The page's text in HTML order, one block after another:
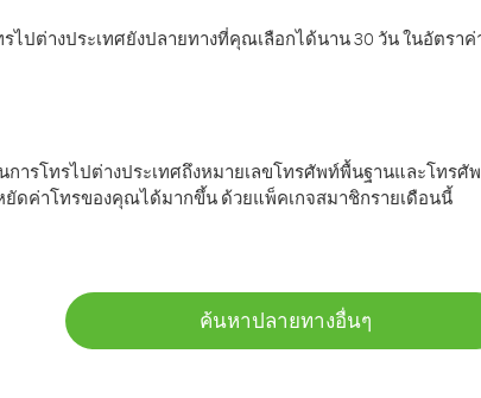
ไปต่างประเทศยังปลายทางที่คุณเลือกได้นาน 30 วัน ในอัตรา
ารโทรไปต่างประเทศถึงหมายเลขโทรศัพท์พื้นฐานและโทร
ดค่าโทรของคุณได้มากขึ้น ด้วยแพ็คเกจสมาชิกรายเดือนนี้
ค้นหาปลายทางอื่นๆ